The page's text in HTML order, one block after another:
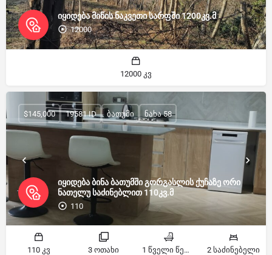
იყიდება მიწის ნაკვეთი სარფში 1200კვ.მ
12000
12000 კვ
იყიდება ბინა ბათუმში გორგასლის ქუჩაზე ორი
ნათელუ საძინებლით 110კვ.მ
110
$145,000 19581 ID ბათუმი ნახა 58
110 კვ 3 ოთახი 1 წველი წერტილი 2 საძინებელი